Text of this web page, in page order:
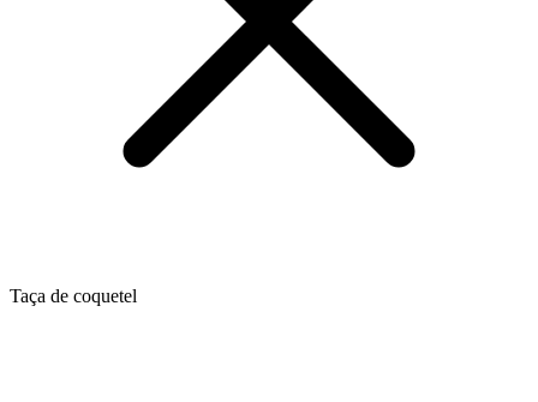
Taça de coquetel